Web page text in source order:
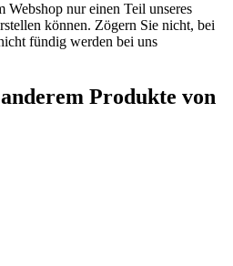
Webshop nur einen Teil unseres
können. Zögern Sie nicht, bei
fündig werden bei uns
Produkte von